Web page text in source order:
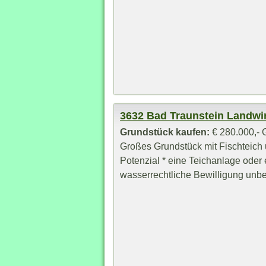
3632 Bad Traunstein
Grundstück kaufen: € 280.000,-
Großes Grundstück mit
Potenzial * eine Teichanlage
wasserrechtliche Bewilligung